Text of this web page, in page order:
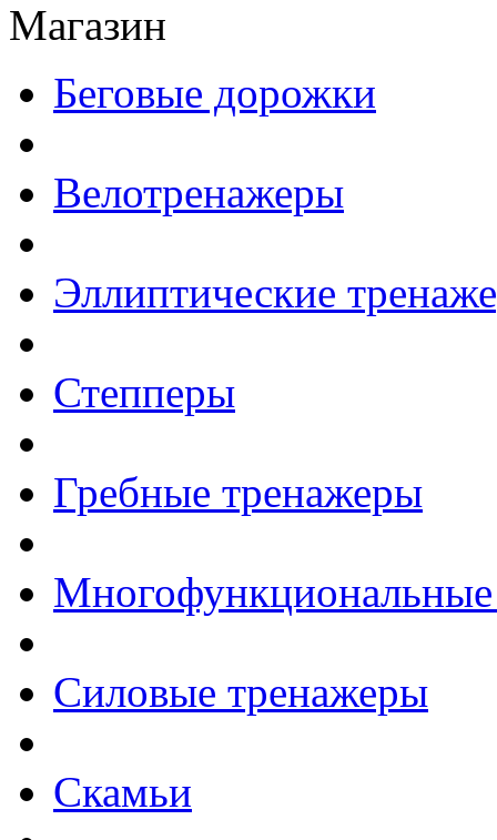
Магазин
Беговые дорожки
Велотренажеры
Эллиптические
Степперы
Гребные тренажеры
Силовые тренажеры
Скамьи